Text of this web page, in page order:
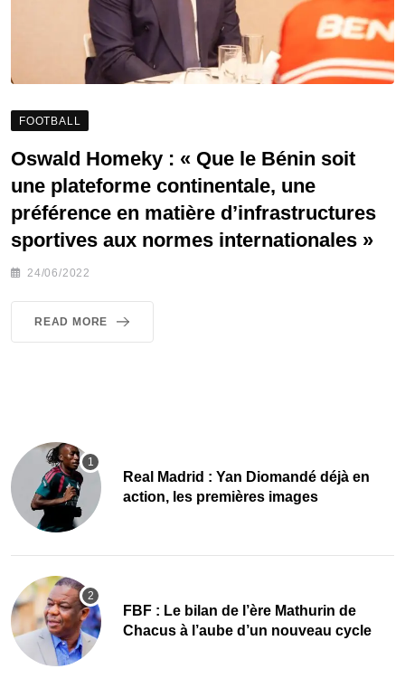
FOOTBALL
Oswald Homeky : « Que le Bénin soit
une plateforme continentale, une
préférence en matière d’infrastructures
sportives aux normes internationales »
24/06/2022
READ MORE
Real Madrid : Yan Diomandé déjà en
action, les premières images
FBF : Le bilan de l’ère Mathurin de
Chacus à l’aube d’un nouveau cycle